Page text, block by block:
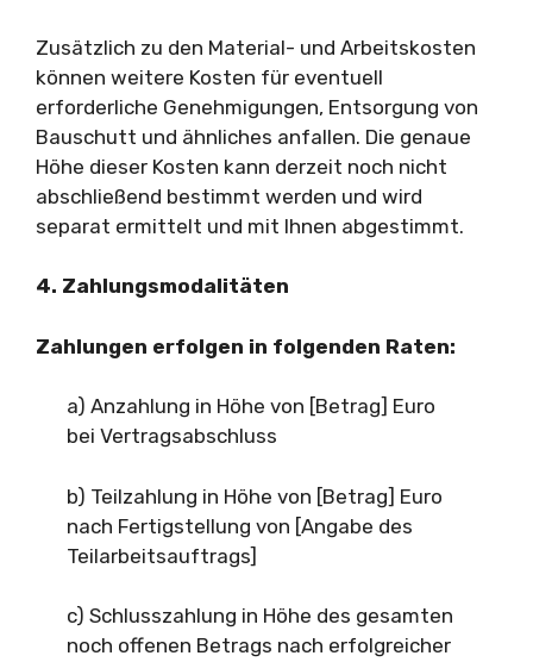
Zusätzlich zu den Material- und Arbeitskosten
können weitere Kosten für eventuell
erforderliche Genehmigungen, Entsorgung von
Bauschutt und ähnliches anfallen. Die genaue
Höhe dieser Kosten kann derzeit noch nicht
abschließend bestimmt werden und wird
separat ermittelt und mit Ihnen abgestimmt.
4. Zahlungsmodalitäten
Zahlungen erfolgen in folgenden Raten:
a) Anzahlung in Höhe von [Betrag] Euro
bei Vertragsabschluss
b) Teilzahlung in Höhe von [Betrag] Euro
nach Fertigstellung von [Angabe des
Teilarbeitsauftrags]
c) Schlusszahlung in Höhe des gesamten
noch offenen Betrags nach erfolgreicher